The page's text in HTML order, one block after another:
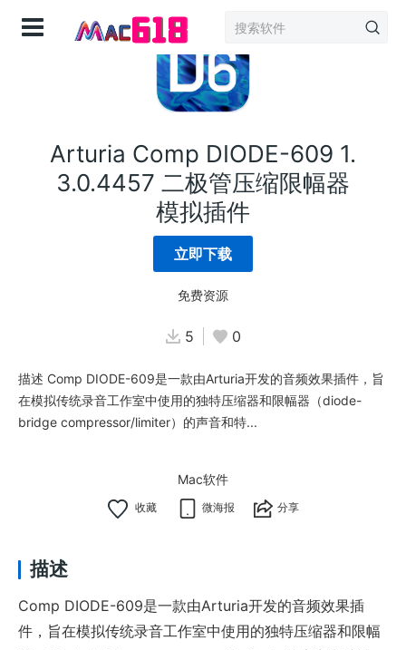
Arturia Comp DIODE-609 1.
3.0.4457 二极管压缩限幅器
模拟插件
立即下载
免费资源
5 0
描述 Comp DIODE-609是一款由Arturia开发的音频效果插件，旨
在模拟传统录音工作室中使用的独特压缩器和限幅器（diode-
bridge compressor/limiter）的声音和特...
Mac软件
微海报 分享
描述
Comp DIODE-609是一款由Arturia开发的音频效果插
件，旨在模拟传统录音工作室中使用的独特压缩器和限幅